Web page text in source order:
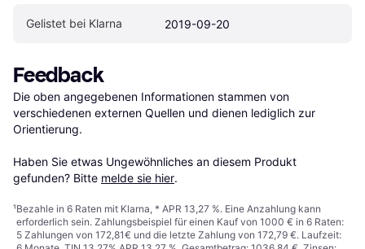
Gelistet bei Klarna 2019-09-20
Feedback
Die oben angegebenen Informationen stammen von
verschiedenen externen Quellen und dienen lediglich zur
Orientierung.
Haben Sie etwas Ungewöhnliches an diesem Produkt
gefunden? Bitte melde sie hier.
¹Bezahle in 6 Raten mit Klarna, * APR 13,27 %. Eine Anzahlung kann
erforderlich sein. Zahlungsbeispiel für einen Kauf von 1000 € in 6 Raten:
5 Zahlungen von 172,81€ und die letzte Zahlung von 172,79 €. Laufzeit: